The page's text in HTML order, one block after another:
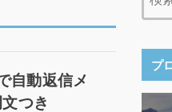
自動返信メ
つき
プ